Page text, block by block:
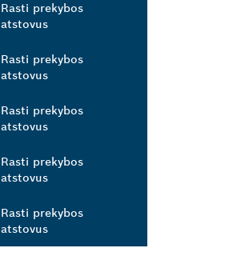
Rasti prekybos
atstovus
Rasti prekybos
atstovus
Rasti prekybos
atstovus
Rasti prekybos
atstovus
Rasti prekybos
atstovus